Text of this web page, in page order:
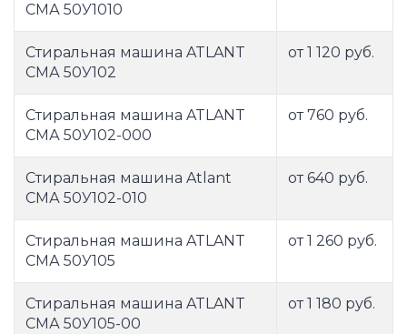
СМА 50У1010
Стиральная машина ATLANT
СМА 50У102
от 1 120 руб.
Стиральная машина ATLANT
СМА 50У102-000
от 760 руб.
Стиральная машина Atlant
СМА 50У102-010
от 640 руб.
Стиральная машина ATLANT
СМА 50У105
от 1 260 руб.
Стиральная машина ATLANT
СМА 50У105-00
от 1 180 руб.